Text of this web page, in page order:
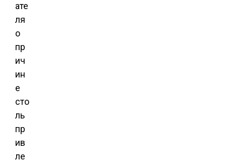
ате
ля
о
пр
ич
ин
е
сто
ль
пр
ив
ле